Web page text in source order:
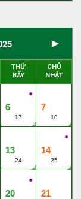
►
THỨ
BẨY
CHỦ
NHẬT
●
6
17
7
18
13
24
●
14
25
●
20 21